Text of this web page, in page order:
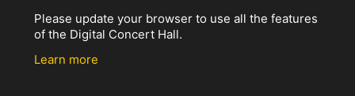
Please update your browser to use all the features
of the Digital Concert Hall.
Learn more